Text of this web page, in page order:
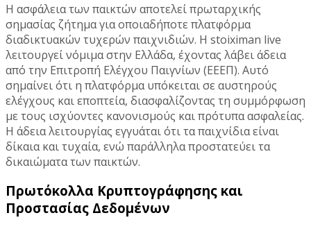
Η ασφάλεια των παικτών αποτελεί πρωταρχικής
σημασίας ζήτημα για οποιαδήποτε πλατφόρμα
διαδικτυακών τυχερών παιχνιδιών. Η stoiximan live
λειτουργεί νόμιμα στην Ελλάδα, έχοντας λάβει άδεια
από την Επιτροπή Ελέγχου Παιγνίων (ΕΕΕΠ). Αυτό
σημαίνει ότι η πλατφόρμα υπόκειται σε αυστηρούς
ελέγχους και εποπτεία, διασφαλίζοντας τη συμμόρφωση
με τους ισχύοντες κανονισμούς και πρότυπα ασφαλείας.
Η άδεια λειτουργίας εγγυάται ότι τα παιχνίδια είναι
δίκαια και τυχαία, ενώ παράλληλα προστατεύει τα
δικαιώματα των παικτών.
Πρωτόκολλα Κρυπτογράφησης και
Προστασίας Δεδομένων